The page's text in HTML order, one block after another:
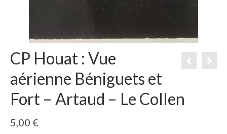
CP Houat : Vue
aérienne Béniguets et
Fort – Artaud – Le Collen
5,00 €